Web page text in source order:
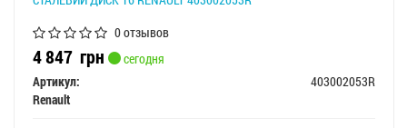
0 отзывов
4 847 грн
сегодня
Артикул:
403002053R
Renault